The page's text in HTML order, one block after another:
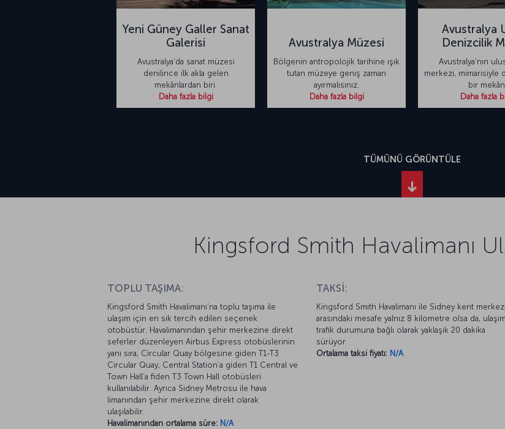
Yeni Güney Galler Sanat
Galerisi
Avustralya’da sanat müzesi
denilince ilk akla gelen
mekânlardan biri.
Daha fazla bilgi
Avustralya Müzesi
Bölgenin antropolojik tarihine ışık
tutan müzeye geniş zaman
ayırmalısınız.
Daha fazla bilgi
Avustralya
Denizcilik
Avustralya'nın
merkezi, mimarisiyle
bir
Daha fazla
TÜMÜNÜ GÖRÜNTÜLE
Kingsford Smith Havalimanı
TOPLU TAŞIMA:
Kingsford Smith Havalimanı'na toplu taşıma ile
ulaşım için en sık tercih edilen seçenek
otobüstür. Havalimanından şehir merkezine direkt
seferler düzenleyen Airbus Express otobüslerinin
yanı sıra, Circular Quay bölgesine giden T1-T3
Circular Quay, Central Station’a giden T1 Central ve
Town Hall’a fiden T3 Town Hall otobüsleri
kullanılabilir. Ayrıca Sidney Metrosu ile hava
limanından şehir merkezine direkt olarak
ulaşılabilir.
Havalimanından ortalama süre: N/A
TAKSİ:
Kingsford Smith Havalimanı ile Sidney kent merkezi
arasındaki mesafe yalnız 8 kilometre olsa da, ulaşım
trafik durumuna bağlı olarak yaklaşık 20 dakika
sürüyor
Ortalama taksi fiyatı: N/A